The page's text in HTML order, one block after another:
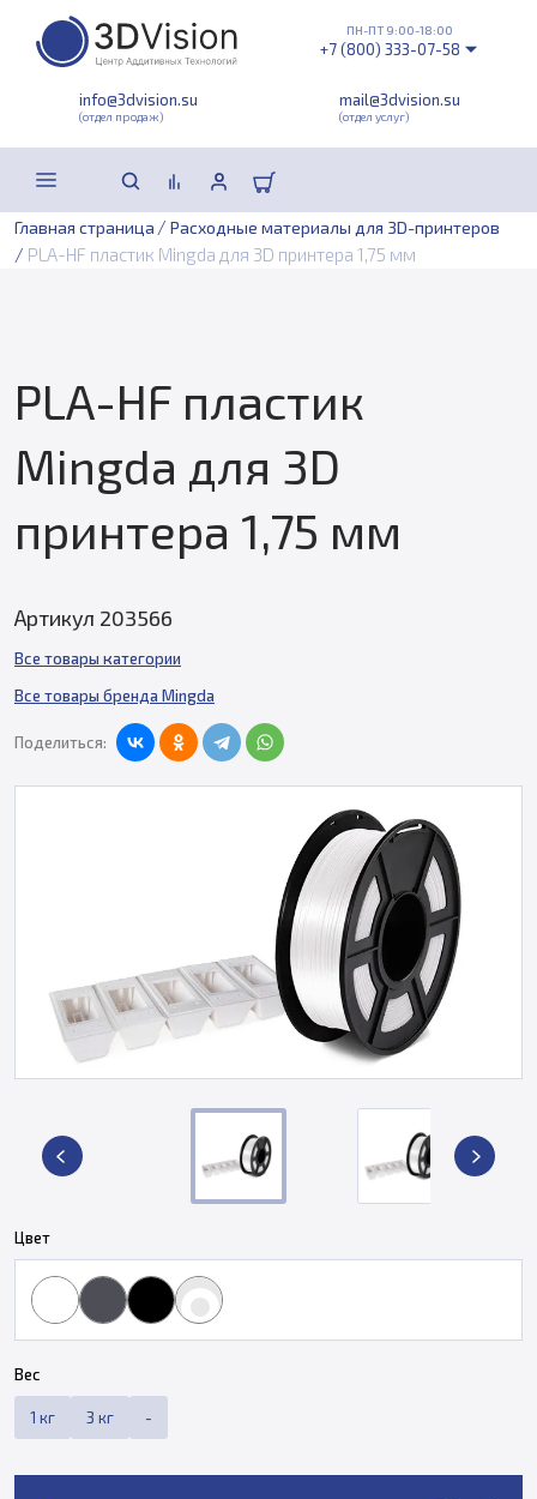
info@3dvision.su
(отдел продаж)
mail@3dvision.su
(отдел услуг)
ПН-ПТ 9:00-18:00
+7 (800) 333-07-58
Главная страница / Расходные материалы для 3D-принтеров
/ PLA-HF пластик Mingda для 3D принтера 1,75 мм
PLA-HF пластик
Mingda для 3D
принтера 1,75 мм
Артикул 203566
Все товары категории
Все товары бренда Mingda
Поделиться:
Цвет
Вес
1 кг 3 кг -